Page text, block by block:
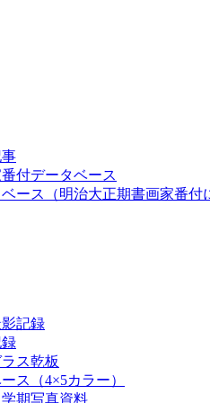
付データベース
ース（明治大正期書画家番付
記録
ス乾板
ス（4×5カラー）
期写真資料